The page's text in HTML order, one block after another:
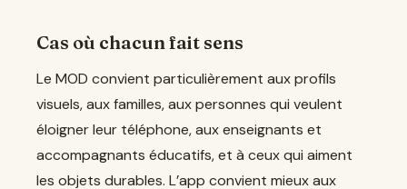
Cas où chacun fait sens
Le MOD convient particulièrement aux profils
visuels, aux familles, aux personnes qui veulent
éloigner leur téléphone, aux enseignants et
accompagnants éducatifs, et à ceux qui aiment
les objets durables. L’app convient mieux aux